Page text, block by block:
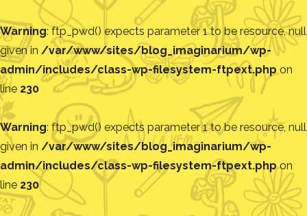
Warning: ftp_pwd() expects parameter 1 to be resource, null
given in /var/www/sites/blog_imaginarium/wp-
admin/includes/class-wp-filesystem-ftpext.phpon
line 230
Warning: ftp_pwd() expects parameter 1 to be resource, null
given in /var/www/sites/blog_imaginarium/wp-
admin/includes/class-wp-filesystem-ftpext.phpon
line 230